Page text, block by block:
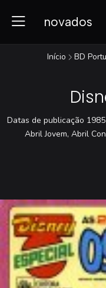
novados
Início BD
Datas de publicação
Abril Jovem, Abril